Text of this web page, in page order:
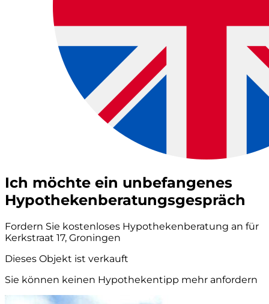
Ich möchte ein unbefangenes
Hypothekenberatungsgespräch
Fordern Sie kostenloses Hypothekenberatung an für
Kerkstraat 17, Groningen
Dieses Objekt ist verkauft
Sie können keinen Hypothekentipp mehr anfordern